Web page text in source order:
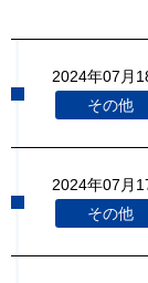
2024年07月
その他
2024年07月
その他